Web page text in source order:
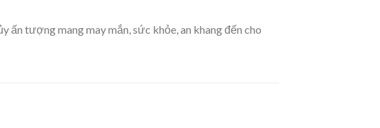
tượng mang may mắn, sức khỏe, an khang đến cho